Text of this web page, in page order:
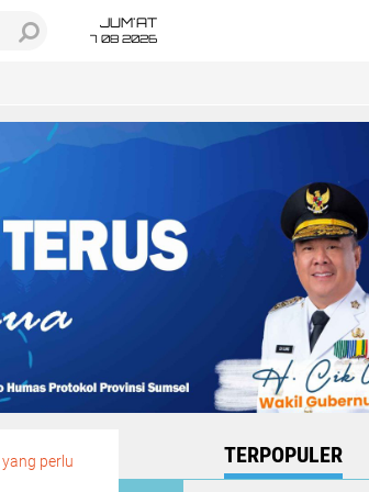
JUM'AT
7 08 2026
yang perlu
TERPOPULER